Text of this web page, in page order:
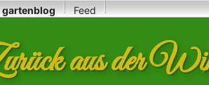
gartenblog Feed
aus der